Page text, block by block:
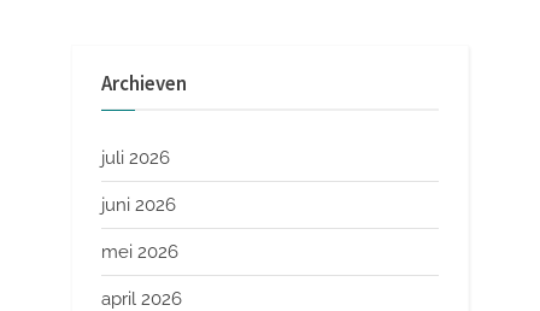
Archieven
juli 2026
juni 2026
mei 2026
april 2026